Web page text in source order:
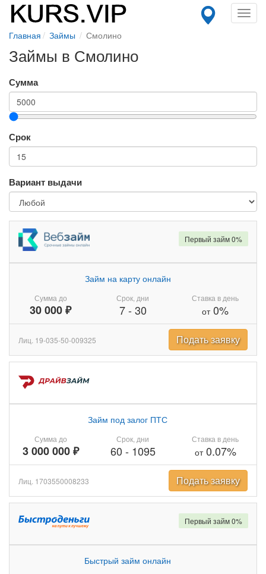
Главная Займы Смолино
Займы в Смолино
Сумма
Срок
Вариант выдачи
Сумма до
30 000 ₽
Займ на карту онлайн
Срок, дни
7- 30
Ставка в день
от0%
Первый займ 0%
Лиц. 19-035-50-009325 Подать заявку
Сумма до
3 000 000 ₽
Займ под залог ПТС
Срок, дни
60 - 1095
Ставка в день
от0.07%
Лиц. 1703550008233 Подать заявку
Быстрый займ онлайн
Первый займ 0%